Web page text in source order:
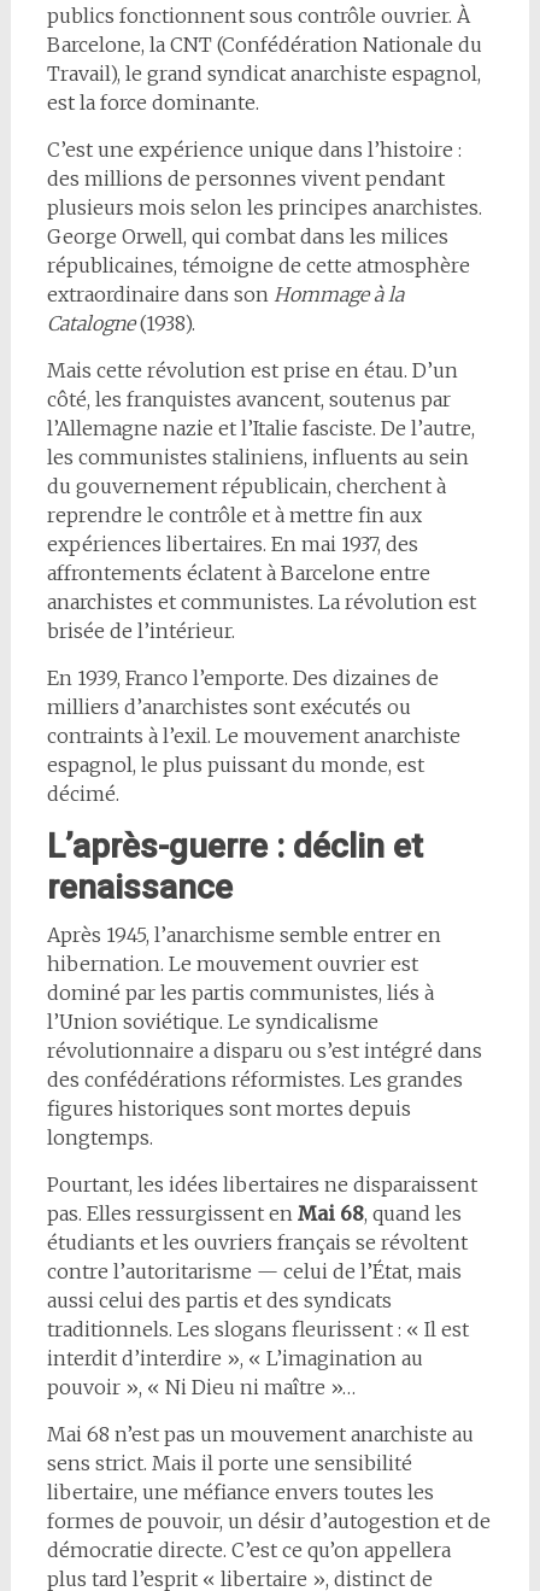
publics fonctionnent sous contrôle ouvrier. À
Barcelone, la CNT (Confédération Nationale du
Travail), le grand syndicat anarchiste espagnol,
est la force dominante.
C’est une expérience unique dans l’histoire :
des millions de personnes vivent pendant
plusieurs mois selon les principes anarchistes.
George Orwell, qui combat dans les milices
républicaines, témoigne de cette atmosphère
extraordinaire dans son Hommage à la
Catalogne(1938).
Mais cette révolution est prise en étau. D’un
côté, les franquistes avancent, soutenus par
l’Allemagne nazie et l’Italie fasciste. De l’autre,
les communistes staliniens, influents au sein
du gouvernement républicain, cherchent à
reprendre le contrôle et à mettre fin aux
expériences libertaires. En mai 1937, des
affrontements éclatent à Barcelone entre
anarchistes et communistes. La révolution est
brisée de l’intérieur.
En 1939, Franco l’emporte. Des dizaines de
milliers d’anarchistes sont exécutés ou
contraints à l’exil. Le mouvement anarchiste
espagnol, le plus puissant du monde, est
décimé.
L’après-guerre : déclin et
renaissance
Après 1945, l’anarchisme semble entrer en
hibernation. Le mouvement ouvrier est
dominé par les partis communistes, liés à
l’Union soviétique. Le syndicalisme
révolutionnaire a disparu ou s’est intégré dans
des confédérations réformistes. Les grandes
figures historiques sont mortes depuis
longtemps.
Pourtant, les idées libertaires ne disparaissent
pas. Elles ressurgissent en Mai 68, quand les
étudiants et les ouvriers français se révoltent
contre l’autoritarisme — celui de l’État, mais
aussi celui des partis et des syndicats
traditionnels. Les slogans fleurissent : « Il est
interdit d’interdire », « L’imagination au
pouvoir », « Ni Dieu ni maître »…
Mai 68 n’est pas un mouvement anarchiste au
sens strict. Mais il porte une sensibilité
libertaire, une méfiance envers toutes les
formes de pouvoir, un désir d’autogestion et de
démocratie directe. C’est ce qu’on appellera
plus tard l’esprit « libertaire », distinct de